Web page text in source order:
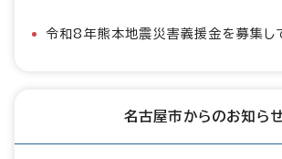
令和8年熊本地震災害義援金を募集し
名古屋市からのお知ら